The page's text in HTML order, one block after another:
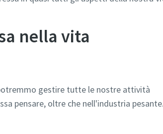
nella vita
gestire tutte le nostre attività
pensare, oltre che nell'industria pesante.